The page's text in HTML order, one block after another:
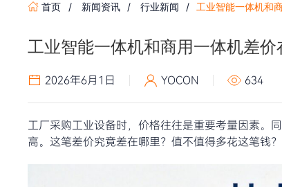
首页 新闻资讯 行业新闻 工业智能一体机和
工业智能一体机和商用一体机差
2026年6月1日 YOCON 634
工厂采购工业设备时，价格往往是重要考量因素。
高。这笔差价究竟差在哪里？值不值得多花这笔钱？